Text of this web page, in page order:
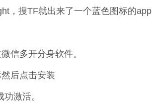
，搜TF就出来了一个蓝色图标的app
信多开分身软件。
后点击安装
激活。